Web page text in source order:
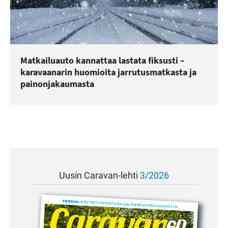
Matkailuauto kannattaa lastata fiksusti –
karavaanarin huomioita jarrutusmatkasta ja
painonjakaumasta
Uusin Caravan-lehti 3/2026